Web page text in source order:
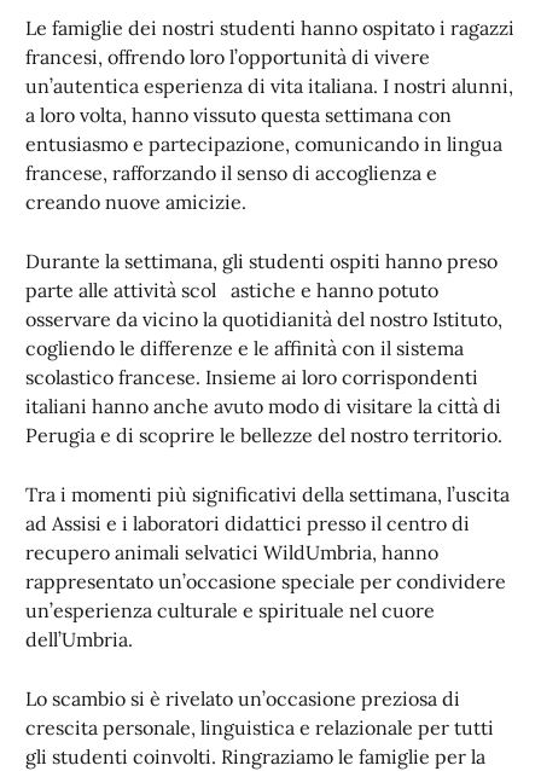
Le famiglie dei nostri studenti hanno ospitato i ragazzi
francesi, offrendo loro l’opportunità di vivere
un’autentica esperienza di vita italiana. I nostri alunni,
a loro volta, hanno vissuto questa settimana con
entusiasmo e partecipazione, comunicando in lingua
francese, rafforzando il senso di accoglienza e
creando nuove amicizie.
Durante la settimana, gli studenti ospiti hanno preso
parte alle attività scol astiche e hanno potuto
osservare da vicino la quotidianità del nostro Istituto,
cogliendo le differenze e le affinità con il sistema
scolastico francese. Insieme ai loro corrispondenti
italiani hanno anche avuto modo di visitare la città di
Perugia e di scoprire le bellezze del nostro territorio.
Tra i momenti più significativi della settimana, l’uscita
ad Assisi e i laboratori didattici presso il centro di
recupero animali selvatici WildUmbria, hanno
rappresentato un’occasione speciale per condividere
un’esperienza culturale e spirituale nel cuore
dell’Umbria.
Lo scambio si è rivelato un’occasione preziosa di
crescita personale, linguistica e relazionale per tutti
gli studenti coinvolti. Ringraziamo le famiglie per la